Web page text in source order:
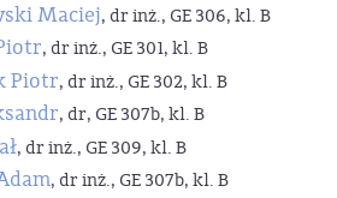
Maciej, dr inż., GE 306, kl. B
, dr inż., GE 301, kl. B
Piotr, dr inż., GE 302, kl. B
, dr, GE 307b, kl. B
, dr inż., GE 309, kl. B
, dr inż., GE 307b, kl. B